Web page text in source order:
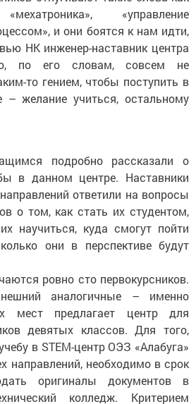
«мехатроника», «управление
и они боятся к нам идти,
НК инженер-наставник центра
по его словам, совсем не
то гением, чтобы поступить в
– желание учиться, остальному
подробно рассказали о
в данном центре. Наставники
ответили на вопросы
о том, как стать их студентом,
научиться, куда смогут пойти
они в перспективе будут
ровно сто первокурсников.
аналогичные – именно
мест предлагает центр для
девятых классов. Для того,
в STEM-центр ОЭЗ «Алабуга»
направлений, необходимо в срок
оригиналы документов в
колледж. Критерием